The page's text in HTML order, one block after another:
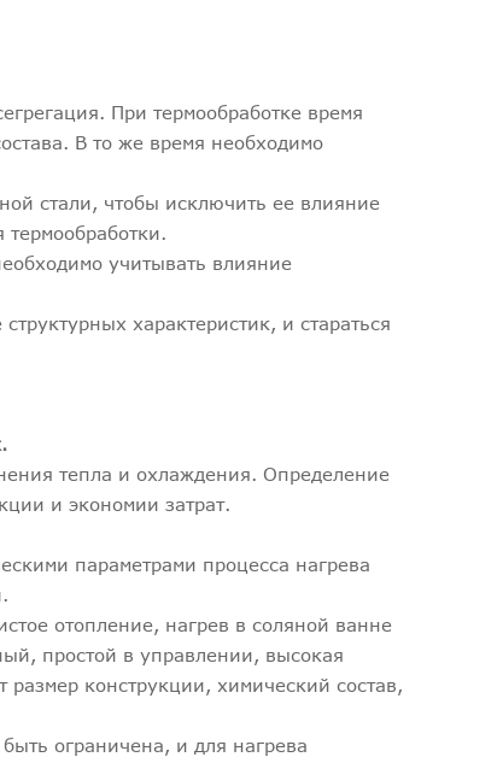
При термообработке время
В то же время необходимо
стали, чтобы исключить ее влияние
учитывать влияние
характеристик, и стараться
тепла и охлаждения. Определение
и экономии затрат.
параметрами процесса нагрева
отопление, нагрев в соляной ванне
простой в управлении, высокая
конструкции, химический состав,
ограничена, и для нагрева